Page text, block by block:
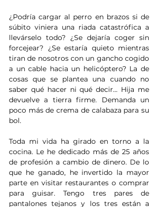
¿Podría cargar al perro en brazos si de
súbito viniera una riada catastrófica a
llevárselo todo? ¿Se dejaría coger sin
forcejear? ¿Se estaría quieto mientras
tiran de nosotros con un gancho cogido
a un cable hacia un helicóptero? La de
cosas que se plantea una cuando no
saber qué hacer ni qué decir... Hija me
devuelve a tierra firme. Demanda un
poco más de crema de calabaza para su
bol.
Toda mi vida ha girado en torno a la
cocina. Le he dedicado más de 25 años
de profesión a cambio de dinero. De lo
que he ganado, he invertido la mayor
parte en visitar restaurantes o comprar
para guisar. Tengo tres pares de
pantalones tejanos y los tres están a